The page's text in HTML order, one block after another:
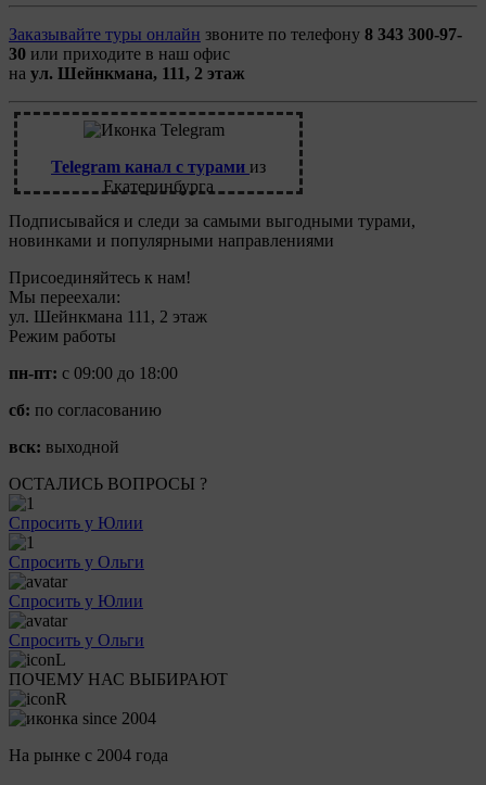
Заказывайте туры онлайн звоните по телефону 8 343 300-97-
30 или приходите в наш офис
на ул. Шейнкмана, 111, 2 этаж
Telegram канал с турами из
Екатеринбурга
Подписывайся и следи за самыми выгодными турами,
новинками и популярными направлениями
Присоединяйтесь к нам!
Мы переехали:
ул. Шейнкмана 111, 2 этаж
Режим работы
пн-пт: с 09:00 до 18:00
сб: по согласованию
вск: выходной
ОСТАЛИСЬ ВОПРОСЫ ?
Спросить у Юлии
Спросить у Ольги
Спросить у Юлии
Спросить у Ольги
ПОЧЕМУ НАС ВЫБИРАЮТ
На рынке с 2004 года